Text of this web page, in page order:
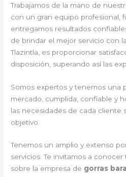
Trabajamos de la mano de
con un gran equipo profesional,
entregamos resultados
de brindar el mejor servicio con
Tlazintla, es proporcionar
disposición, superando así las
Somos expertos y tenemos una
mercado, cumplida, confiable y
las necesidades de cada cliente
objetivo.
Tenemos un amplio y extenso
servicios. Te invitamos a
sobre la empresa de gorras